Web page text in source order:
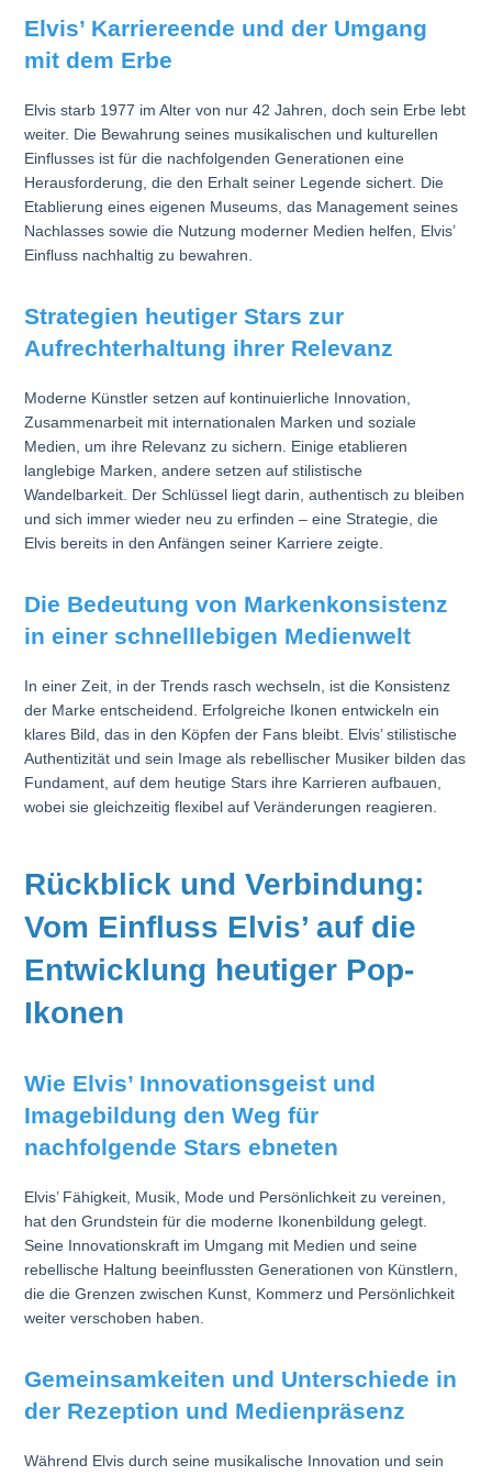
Elvis’ Karriereende und der Umgang
mit dem Erbe
Elvis starb 1977 im Alter von nur 42 Jahren, doch sein Erbe lebt
weiter. Die Bewahrung seines musikalischen und kulturellen
Einflusses ist für die nachfolgenden Generationen eine
Herausforderung, die den Erhalt seiner Legende sichert. Die
Etablierung eines eigenen Museums, das Management seines
Nachlasses sowie die Nutzung moderner Medien helfen, Elvis’
Einfluss nachhaltig zu bewahren.
Strategien heutiger Stars zur
Aufrechterhaltung ihrer Relevanz
Moderne Künstler setzen auf kontinuierliche Innovation,
Zusammenarbeit mit internationalen Marken und soziale
Medien, um ihre Relevanz zu sichern. Einige etablieren
langlebige Marken, andere setzen auf stilistische
Wandelbarkeit. Der Schlüssel liegt darin, authentisch zu bleiben
und sich immer wieder neu zu erfinden – eine Strategie, die
Elvis bereits in den Anfängen seiner Karriere zeigte.
Die Bedeutung von Markenkonsistenz
in einer schnelllebigen Medienwelt
In einer Zeit, in der Trends rasch wechseln, ist die Konsistenz
der Marke entscheidend. Erfolgreiche Ikonen entwickeln ein
klares Bild, das in den Köpfen der Fans bleibt. Elvis’ stilistische
Authentizität und sein Image als rebellischer Musiker bilden das
Fundament, auf dem heutige Stars ihre Karrieren aufbauen,
wobei sie gleichzeitig flexibel auf Veränderungen reagieren.
Rückblick und Verbindung:
Vom Einfluss Elvis’ auf die
Entwicklung heutiger Pop-
Ikonen
Wie Elvis’ Innovationsgeist und
Imagebildung den Weg für
nachfolgende Stars ebneten
Elvis’ Fähigkeit, Musik, Mode und Persönlichkeit zu vereinen,
hat den Grundstein für die moderne Ikonenbildung gelegt.
Seine Innovationskraft im Umgang mit Medien und seine
rebellische Haltung beeinflussten Generationen von Künstlern,
die die Grenzen zwischen Kunst, Kommerz und Persönlichkeit
weiter verschoben haben.
Gemeinsamkeiten und Unterschiede in
der Rezeption und Medienpräsenz
Während Elvis durch seine musikalische Innovation und sein